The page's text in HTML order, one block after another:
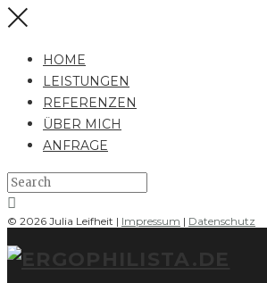
HOME
LEISTUNGEN
REFERENZEN
ÜBER MICH
ANFRAGE
© 2026 Julia Leifheit | Impressum | Datenschutz